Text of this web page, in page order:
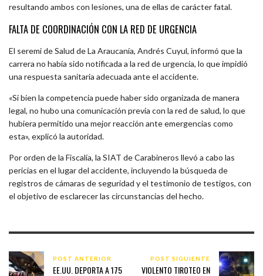
resultando ambos con lesiones, una de ellas de carácter fatal.
FALTA DE COORDINACIÓN CON LA RED DE URGENCIA
El seremi de Salud de La Araucanía, Andrés Cuyul, informó que la
carrera no había sido notificada a la red de urgencia, lo que impidió
una respuesta sanitaria adecuada ante el accidente.
«Si bien la competencia puede haber sido organizada de manera
legal, no hubo una comunicación previa con la red de salud, lo que
hubiera permitido una mejor reacción ante emergencias como
esta», explicó la autoridad.
Por orden de la Fiscalía, la SIAT de Carabineros llevó a cabo las
pericias en el lugar del accidente, incluyendo la búsqueda de
registros de cámaras de seguridad y el testimonio de testigos, con
el objetivo de esclarecer las circunstancias del hecho.
POST ANTERIOR
EE.UU. DEPORTA A 175
POST SIGUIENTE
VIOLENTO TIROTEO EN